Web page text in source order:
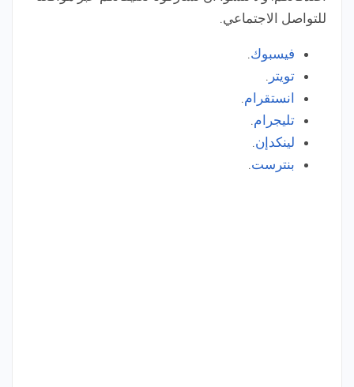
للتواصل الاجتماعي.
فيسبوك.
تويتر .
انستقرام.
تليجرام.
لينكدإن.
بنترست.